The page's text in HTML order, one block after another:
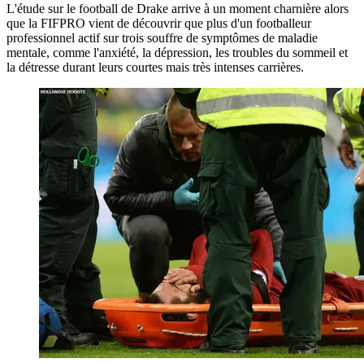
L'étude sur le football de Drake arrive à un moment charnière alors
que la FIFPRO vient de découvrir que plus d'un footballeur
professionnel actif sur trois souffre de symptômes de maladie
mentale, comme l'anxiété, la dépression, les troubles du sommeil et
la détresse durant leurs courtes mais très intenses carrières.